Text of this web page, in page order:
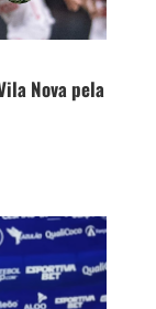
Nova pela